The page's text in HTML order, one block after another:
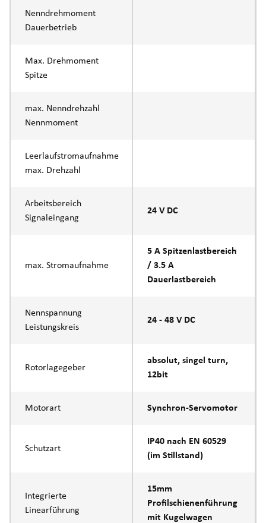
Nenndrehmoment
Dauerbetrieb
Max. Drehmoment
Spitze
max. Nenndrehzahl
Nennmoment
Leerlaufstromaufnahme
max. Drehzahl
Arbeitsbereich
Signaleingang
24 V DC
max. Stromaufnahme
5 A Spitzenlastbereich
/ 3.5 A
Dauerlastbereich
Nennspannung
Leistungskreis
24 - 48 V DC
Rotorlagegeber
absolut, singel turn,
12bit
Motorart Synchron-Servomotor
Schutzart
IP40 nach EN 60529
(im Stillstand)
Integrierte
Linearführung
15mm
Profilschienenführung
mit Kugelwagen